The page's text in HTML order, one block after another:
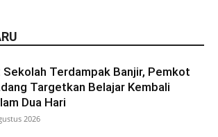
Sekolah Terdampak Banjir, Pemkot
Targetkan Belajar Kembali
Dua Hari
2026